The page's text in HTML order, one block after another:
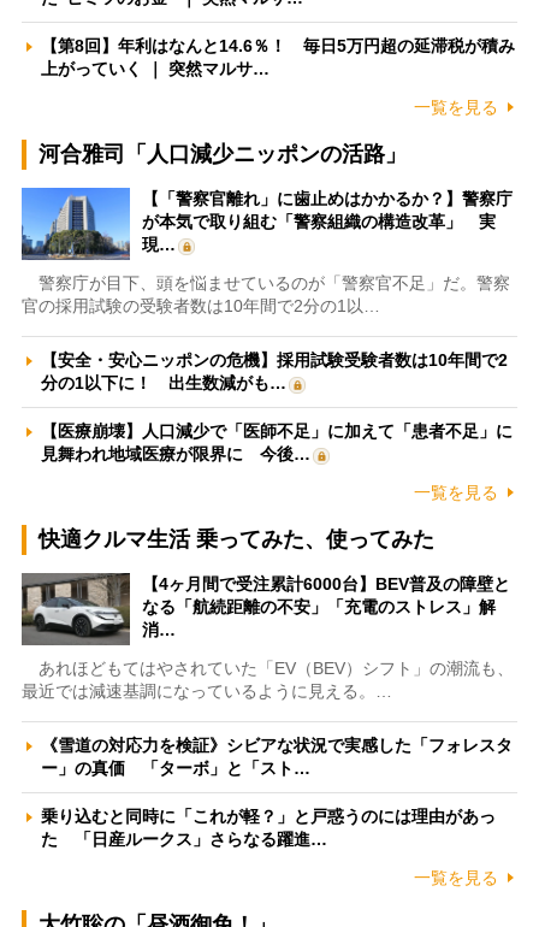
【第8回】年利はなんと14.6％！ 毎日5万円超の延滞税が積み
上がっていく ｜ 突然マルサ…
一覧を見る
河合雅司「人口減少ニッポンの活路」
【「警察官離れ」に歯止めはかかるか？】警察庁
が本気で取り組む「警察組織の構造改革」 実
現…
警察庁が目下、頭を悩ませているのが「警察官不足」だ。警察
官の採用試験の受験者数は10年間で2分の1以…
【安全・安心ニッポンの危機】採用試験受験者数は10年間で2
分の1以下に！ 出生数減がも…
【医療崩壊】人口減少で「医師不足」に加えて「患者不足」に
見舞われ地域医療が限界に 今後…
一覧を見る
快適クルマ生活 乗ってみた、使ってみた
【4ヶ月間で受注累計6000台】BEV普及の障壁と
なる「航続距離の不安」「充電のストレス」解
消…
あれほどもてはやされていた「EV（BEV）シフト」の潮流も、
最近では減速基調になっているように見える。…
《雪道の対応力を検証》シビアな状況で実感した「フォレスタ
ー」の真価 「ターボ」と「スト…
乗り込むと同時に「これが軽？」と戸惑うのには理由があっ
た 「日産ルークス」さらなる躍進…
一覧を見る